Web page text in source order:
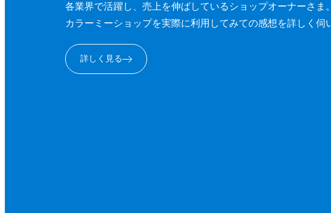
各業界で活躍し、売上を伸ばしているショップオーナーさま。
カラーミーショップを実際に利用してみての感想を詳しく伺
詳しく見る